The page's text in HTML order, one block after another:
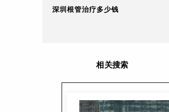
深圳根管治疗多少钱
相关搜索